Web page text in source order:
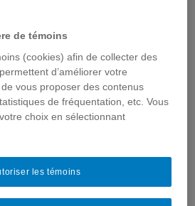
Au-delà
des
les chercheurs ont besoins de
études. Bien souvent,
est laborieuse, ce qui peut
de seintinelles.com est
grâce à une collaboration
de recherche collaborative
de témoins
(cookies) afin de collecter des
d’améliorer votre
vous proposer des contenus
de fréquentation, etc. Vous
choix en sélectionnant
les témoins